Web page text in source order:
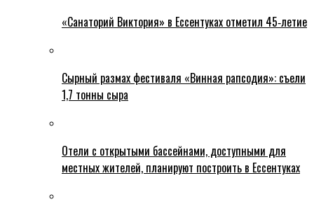
«Санаторий Виктория» в Ессентуках отметил 45‑летие
Сырный размах фестиваля «Винная рапсодия»: съели
1,7 тонны сыра
Отели с открытыми бассейнами, доступными для
местных жителей, планируют построить в Ессентуках